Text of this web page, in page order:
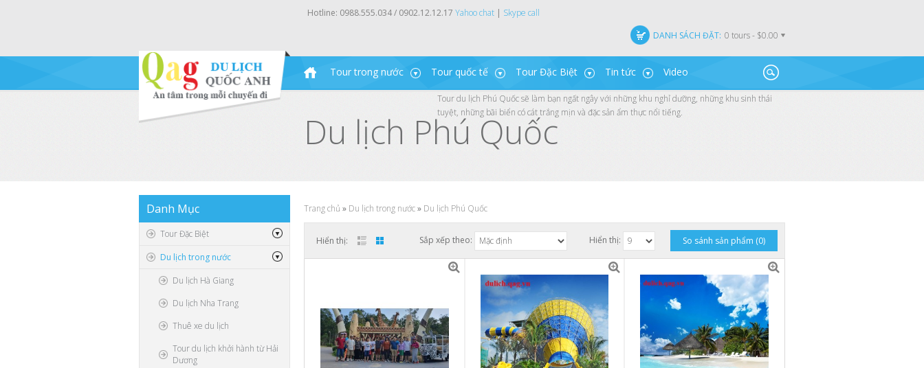
Hotline: 0988.555.034 / 0902.12.12.17 Yahoo chat| Skype call
DANH SÁCH ĐẶT: 0 tours - $0.00
Tour trong nước Tour quốc tế Tour Đặc Biệt Tin tức Video
Du lịch Phú Quốc
Tour du lịch Phú Quốc sẽ làm bạn ngất ngây với những khu nghỉ dưỡng, những khu sinh thái
tuyệt, những bãi biển có cát trắng mịn và đặc sản ẩm thực nổi tiếng.
Danh Mục
Tour Đặc Biệt
Du lịch trong nước
Du lịch Hà Giang
Du lịch Nha Trang
Thuê xe du lịch
Tour du lịch khởi hành từ Hải
Dương
Trang chủ » Du lịch trong nước» Du lịch Phú Quốc
Hiển thị: Sắp xếp theo: Hiển thị: So sánh sản phẩm (0)